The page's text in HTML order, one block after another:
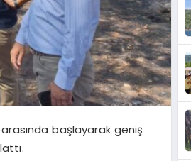
başlayarak geniş